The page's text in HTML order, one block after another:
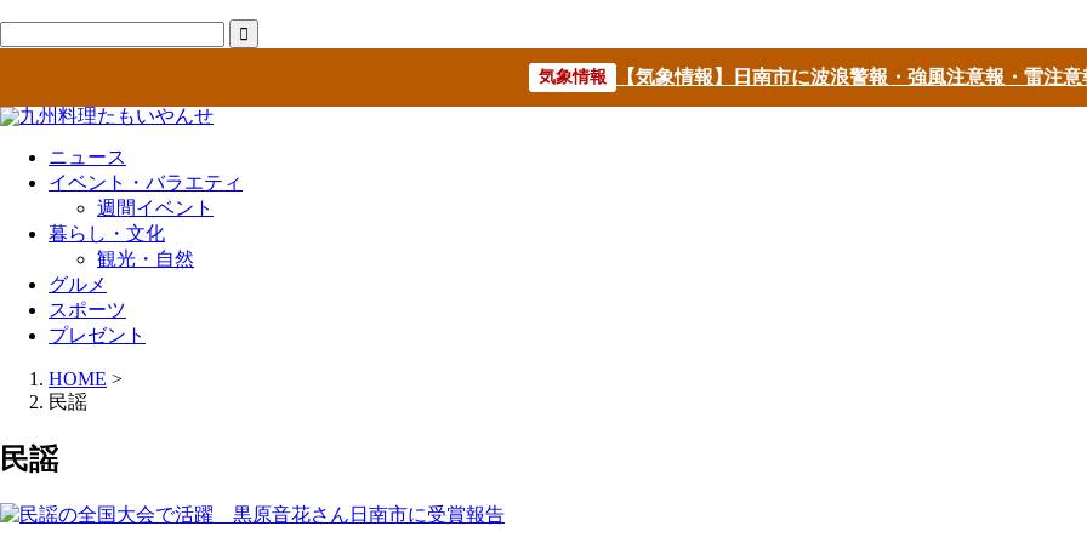
気象情報 【気象情報】日南市に波浪警報・強風注意報・雷注意
ニュース
イベント・バラエティ
週間イベント
暮らし・文化
観光・自然
グルメ
スポーツ
プレゼント
HOME >
民謡
民謡